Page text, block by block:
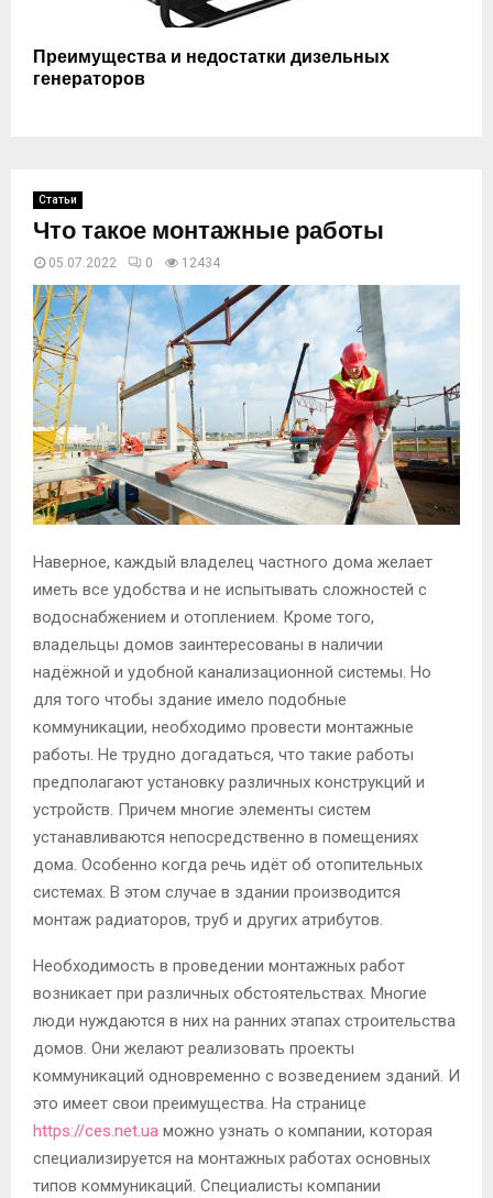
Преимущества и недостатки дизельных
генераторов
Статьи
Что такое монтажные работы
05.07.2022 0 12434
Наверное, каждый владелец частного дома желает
иметь все удобства и не испытывать сложностей с
водоснабжением и отоплением. Кроме того,
владельцы домов заинтересованы в наличии
надёжной и удобной канализационной системы. Но
для того чтобы здание имело подобные
коммуникации, необходимо провести монтажные
работы. Не трудно догадаться, что такие работы
предполагают установку различных конструкций и
устройств. Причем многие элементы систем
устанавливаются непосредственно в помещениях
дома. Особенно когда речь идёт об отопительных
системах. В этом случае в здании производится
монтаж радиаторов, труб и других атрибутов.
Необходимость в проведении монтажных работ
возникает при различных обстоятельствах. Многие
люди нуждаются в них на ранних этапах строительства
домов. Они желают реализовать проекты
коммуникаций одновременно с возведением зданий. И
это имеет свои преимущества. На странице
https://ces.net.ua можно узнать о компании, которая
специализируется на монтажных работах основных
типов коммуникаций. Специалисты компании